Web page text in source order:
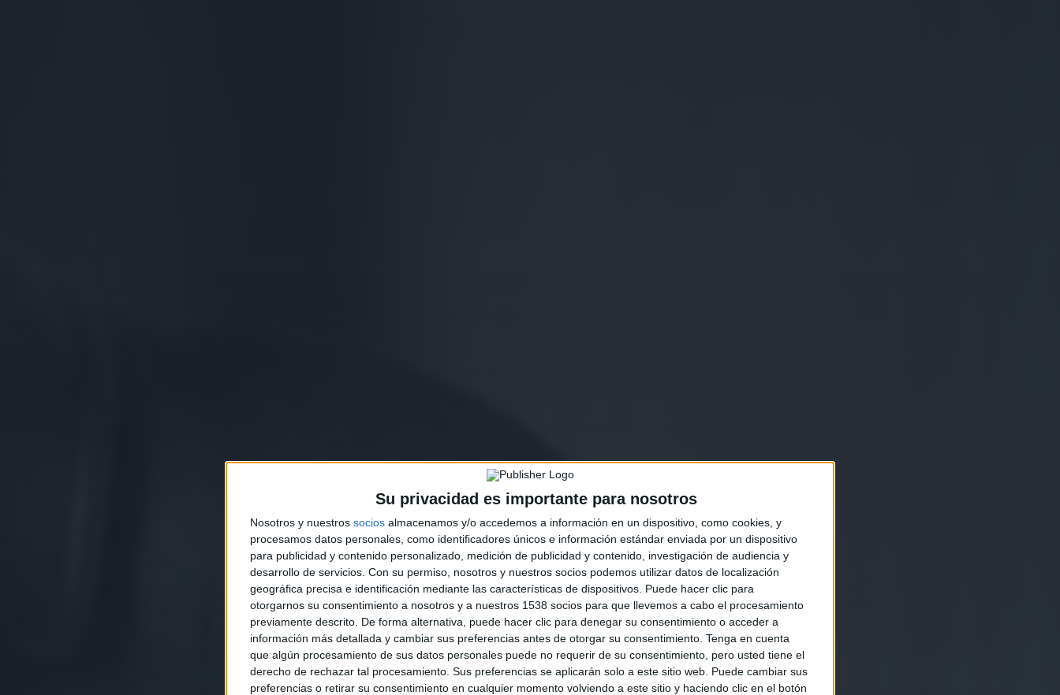
Su privacidad es importante para nosotros
Nosotros y nuestros socios almacenamos y/o accedemos a información en un dispositivo, como cookies, y
procesamos datos personales, como identificadores únicos e información estándar enviada por un dispositivo
para publicidad y contenido personalizado, medición de publicidad y contenido, investigación de audiencia y
desarrollo de servicios. Con su permiso, nosotros y nuestros socios podemos utilizar datos de localización
geográfica precisa e identificación mediante las características de dispositivos. Puede hacer clic para
otorgarnos su consentimiento a nosotros y a nuestros 1538 socios para que llevemos a cabo el procesamiento
previamente descrito. De forma alternativa, puede hacer clic para denegar su consentimiento o acceder a
información más detallada y cambiar sus preferencias antes de otorgar su consentimiento. Tenga en cuenta
que algún procesamiento de sus datos personales puede no requerir de su consentimiento, pero usted tiene el
derecho de rechazar tal procesamiento. Sus preferencias se aplicarán solo a este sitio web. Puede cambiar sus
preferencias o retirar su consentimiento en cualquier momento volviendo a este sitio y haciendo clic en el botón